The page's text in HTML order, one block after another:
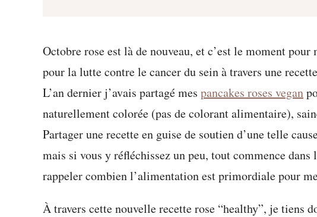
Octobre rose est là de nouveau, et c’est le moment
pour la lutte contre le cancer du sein à travers une
L’an dernier j’avais partagé mes pancakes roses vegan
naturellement colorée (pas de colorant alimentaire),
Partager une recette en guise de soutien d’une telle
mais si vous y réfléchissez un peu, tout commence
rappeler combien l’alimentation est primordiale pour
À travers cette nouvelle recette rose “healthy”, je tiens